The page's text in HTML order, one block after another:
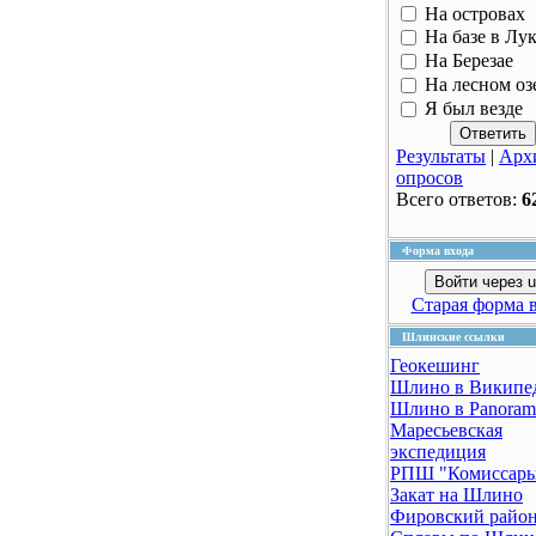
На островах
На базе в
На Березае
На лесном
Я был везде
Результаты |
опросов
Всего ответов:
Форма входа
Войти через
Старая форма
Шлинские ссылки
Геокешинг
Шлино в
Шлино в
Маресьевская
экспедиция
РПШ
Закат на Шлино
Фировский район